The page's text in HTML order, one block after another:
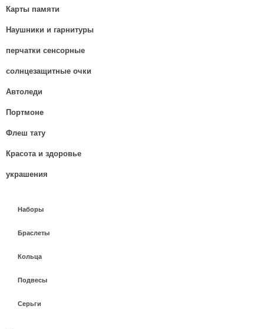
Карты памяти
Наушники и гарнитуры
перчатки сенсорные
солнцезащитные очки
Автоледи
Портмоне
Флеш тату
Красота и здоровье
украшения
Наборы
Браслеты
Кольца
Подвесы
Серьги